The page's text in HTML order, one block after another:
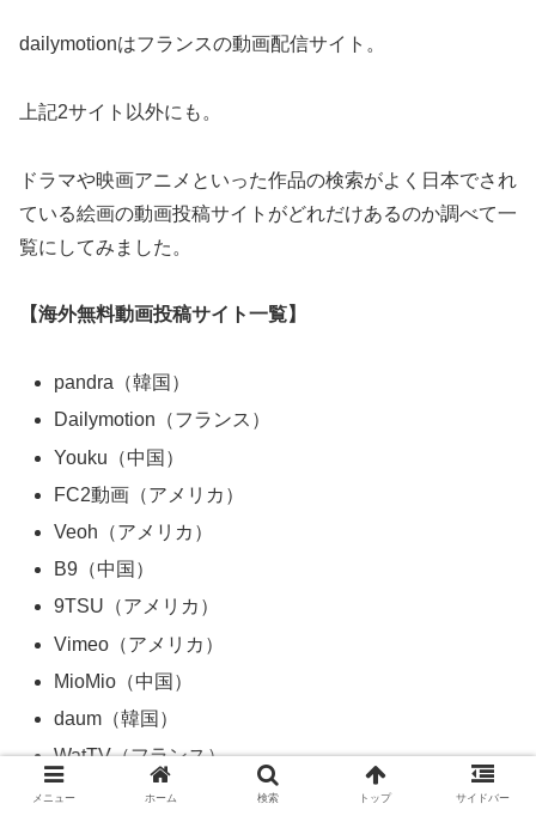
dailymotionはフランスの動画配信サイト。
上記2サイト以外にも。
ドラマや映画アニメといった作品の検索がよく日本でされ
ている絵画の動画投稿サイトがどれだけあるのか調べて一
覧にしてみました。
【海外無料動画投稿サイト一覧】
pandra（韓国）
Dailymotion（フランス）
Youku（中国）
FC2動画（アメリカ）
Veoh（アメリカ）
B9（中国）
9TSU（アメリカ）
Vimeo（アメリカ）
MioMio（中国）
daum（韓国）
WatTV（フランス）
SayMove!（アメリカ）
メニュー ホーム 検索 トップ サイドバー